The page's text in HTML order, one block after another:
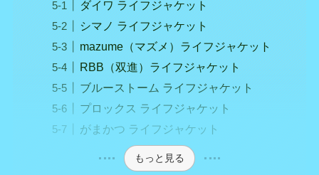
ダイワ ライフジャケット
シマノ ライフジャケット
mazume（マズメ）ライフジャケット
RBB（双進）ライフジャケット
ブルーストーム ライフジャケット
プロックス ライフジャケット
がまかつ ライフジャケット
もっと見る